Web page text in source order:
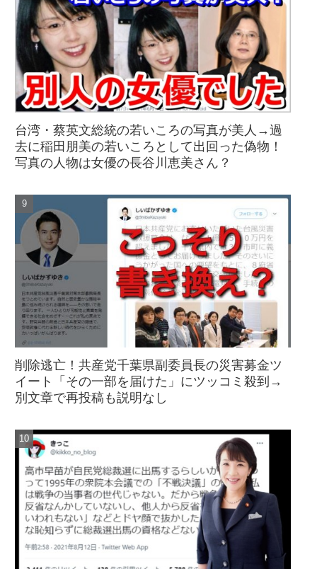
台湾・蔡英文総統の若いころの写真が美人→過
去に稲田朋美の若いころとして出回った偽物！
写真の人物は女優の長谷川恵美さん？
削除逃亡！共産党千葉県副委員長の災害募金ツ
イート「その一部を届けた」にツッコミ殺到→
別文章で再投稿も説明なし